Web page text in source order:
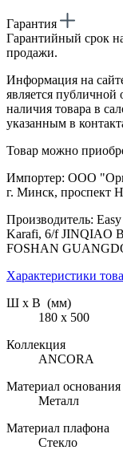
Гарантия
Гарантийный срок
продажи.
Информация на
является
наличия товара в
указанным в
Товар можно
Импортер: ООО
г. Минск, проспект
Производитель:
Karafi, 6/f JINQIAO
FOSHAN
Характеристики
Ш х В (мм)
180 х 500
Коллекция
ANCORA
Материал основания
Металл
Материал плафона
Стекло